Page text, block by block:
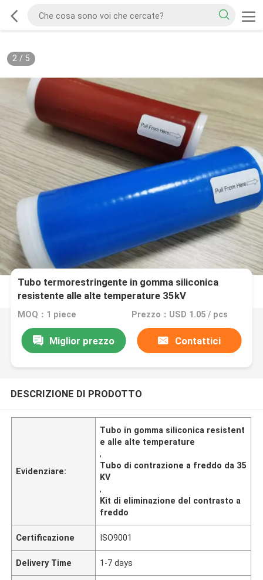
2/ 5
Tubo termorestringente in gomma siliconica
resistente alle alte temperature 35kV
MOQ：1 piece Prezzo：USD 1.05 / pcs
Miglior prezzo Contattici
DESCRIZIONE DI PRODOTTO
Evidenziare:
Tubo in gomma siliconica resistent
e alle alte temperature
,
Tubo di contrazione a freddo da 35
KV
,
Kit di eliminazione del contrasto a
freddo
Certificazione ISO9001
Delivery Time 1-7 days